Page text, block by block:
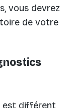
vous devrez
de votre
est différent